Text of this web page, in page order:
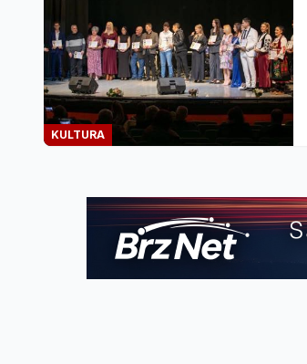
KULTURA